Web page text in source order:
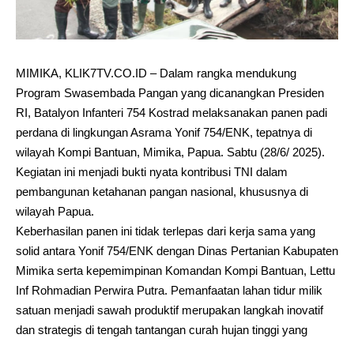
MIMIKA, KLIK7TV.CO.ID – Dalam rangka mendukung
Program Swasembada Pangan yang dicanangkan Presiden
RI, Batalyon Infanteri 754 Kostrad melaksanakan panen padi
perdana di lingkungan Asrama Yonif 754/ENK, tepatnya di
wilayah Kompi Bantuan, Mimika, Papua. Sabtu (28/6/ 2025).
Kegiatan ini menjadi bukti nyata kontribusi TNI dalam
pembangunan ketahanan pangan nasional, khususnya di
wilayah Papua.
Keberhasilan panen ini tidak terlepas dari kerja sama yang
solid antara Yonif 754/ENK dengan Dinas Pertanian Kabupaten
Mimika serta kepemimpinan Komandan Kompi Bantuan, Lettu
Inf Rohmadian Perwira Putra. Pemanfaatan lahan tidur milik
satuan menjadi sawah produktif merupakan langkah inovatif
dan strategis di tengah tantangan curah hujan tinggi yang